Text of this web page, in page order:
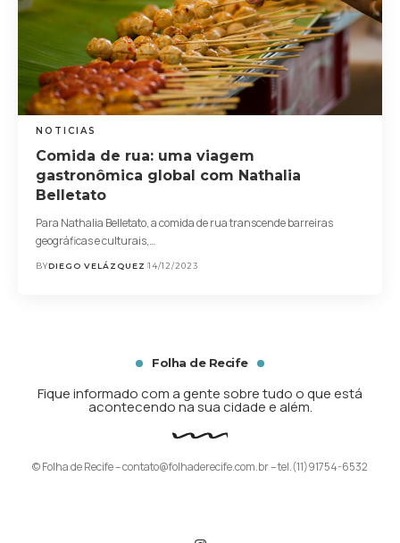
NOTICIAS
Comida de rua: uma viagem
gastronômica global com Nathalia
Belletato
Para Nathalia Belletato, a comida de rua transcende barreiras
geográficas e culturais,…
BYDIEGO VELÁZQUEZ 14/12/2023
Folha de Recife
Fique informado com a gente sobre tudo o que está
acontecendo na sua cidade e além.
© Folha de Recife –contato@folhaderecife.com.br– tel.(11)91754-6532